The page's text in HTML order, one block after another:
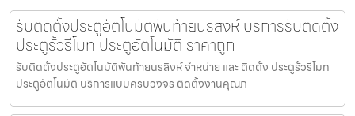
รับติดตั้งประตูอัตโนมัติพันท้ายนรสิงห์ บริการรับติดตั้ง
ประตูรั้วรีโมท ประตูอัตโนมัติ ราคาถูก
รับติดตั้งประตูอัตโนมัติพันท้ายนรสิงห์ จำหน่าย และ ติดตั้ง ประตูรั้วรีโมท
ประตูอัตโนมัติ บริการแบบครบวงจร ติดตั้งงานคุณภ